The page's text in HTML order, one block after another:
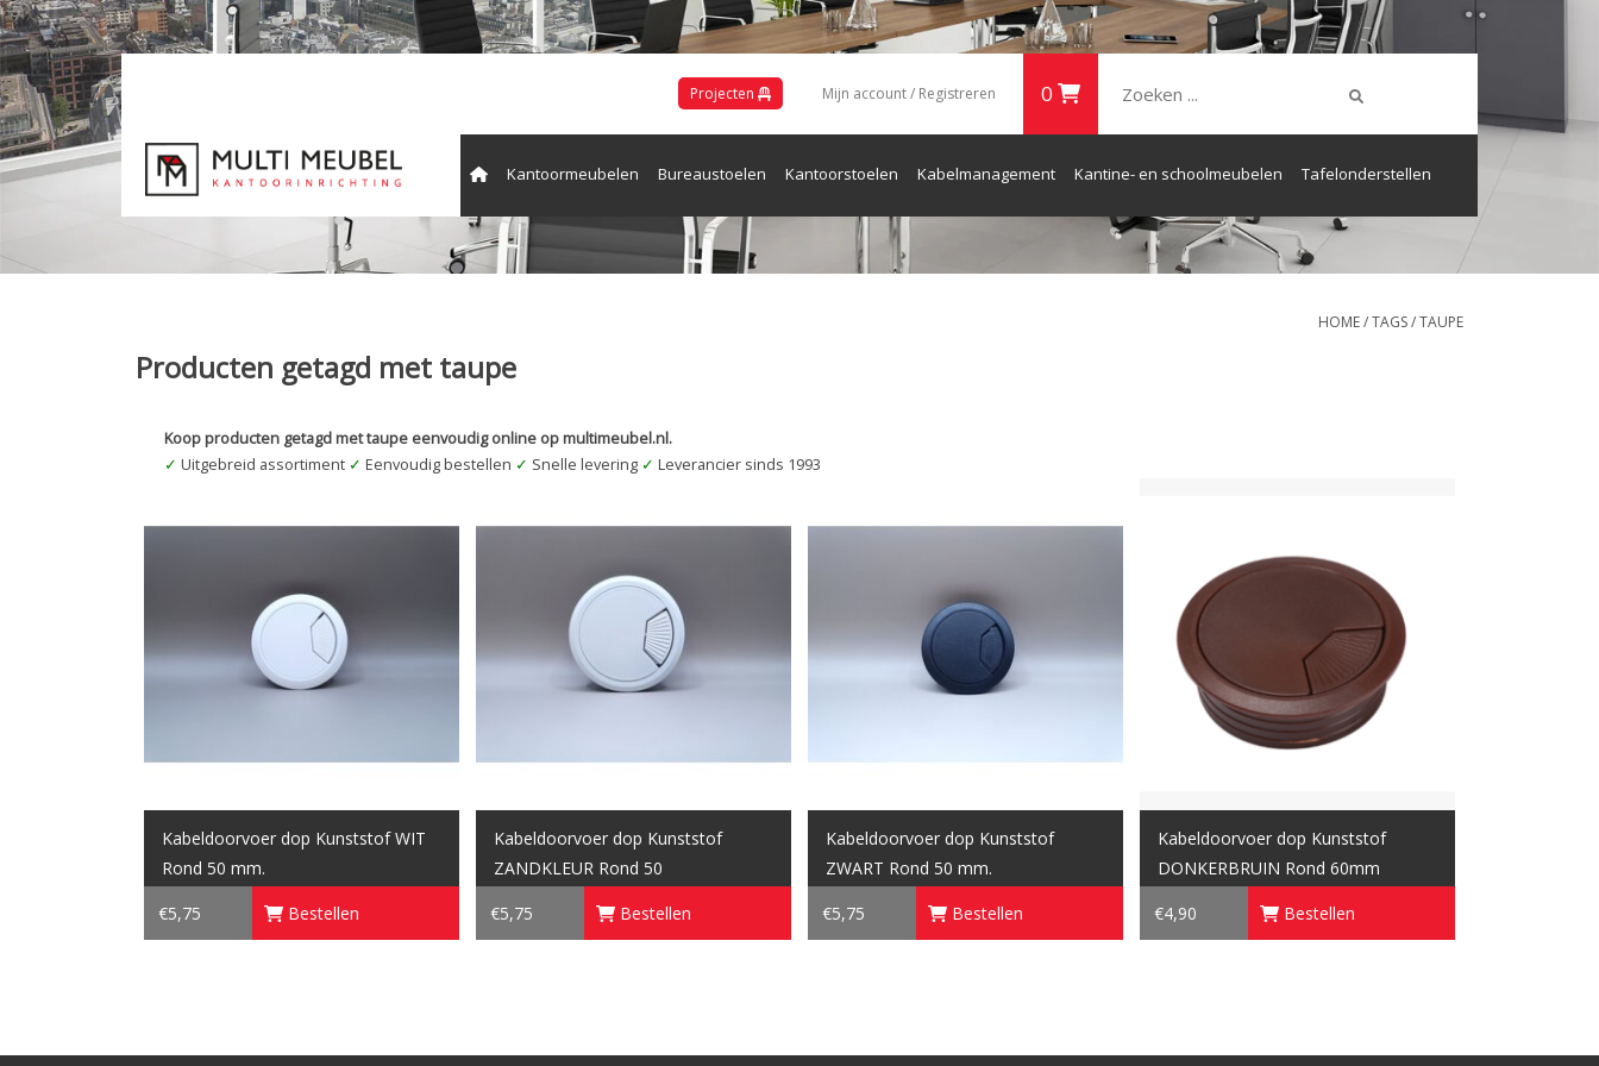
Projecten Mijn account / Registreren 0
Kantoormeubelen Bureaustoelen Kantoorstoelen Kabelmanagement Kantine- en schoolmeubelen Tafelonderstellen
Vergaderen en Receptie
Producten getagd met taupe
HOME/TAGS/TAUPE
Koop producten getagd met taupe eenvoudig online op multimeubel.nl.
✓ Uitgebreid assortiment ✓ Eenvoudig bestellen ✓ Snelle levering ✓ Leverancier sinds 1993
Kabeldoorvoer dop Kunststof WIT
Rond 50 mm.
€5,75
Bestellen
Kabeldoorvoer dop Kunststof
ZANDKLEUR Rond 50
€5,75
Bestellen
Kabeldoorvoer dop Kunststof
ZWART Rond 50 mm.
€5,75
Bestellen
Kabeldoorvoer dop Kunststof
DONKERBRUIN Rond 60mm
€4,90
Bestellen